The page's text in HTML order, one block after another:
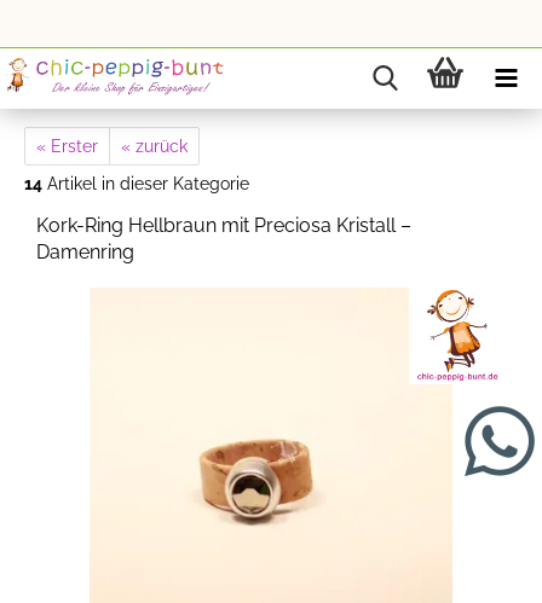
« Erster
« zurück
14 Artikel in dieser Kategorie
Kork-Ring Hellbraun mit Preciosa Kristall –
Damenring